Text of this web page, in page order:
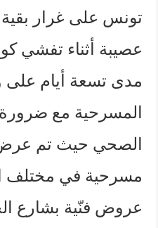
تونس على غرار بقية
مدى تسعة أيام
المسرحية مع ضرورة
مسرحية في مختلف
عروض فنّية بشارع